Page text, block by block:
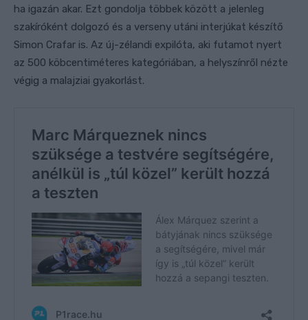
ha igazán akar. Ezt gondolja többek között a jelenleg
szakíróként dolgozó és a verseny utáni interjúkat készítő
Simon Crafar is. Az új-zélandi expilóta, aki futamot nyert
az 500 köbcentiméteres kategóriában, a helyszínről nézte
végig a malajziai gyakorlást.